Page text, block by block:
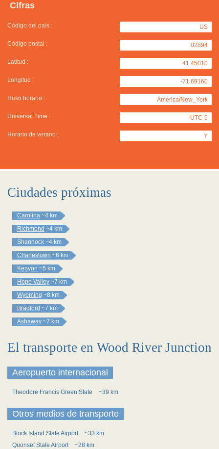
Cifras
Código del país : US
Código postal : 02894
Latitud : 41.45010
Longitud : -71.69160
Huso horario : America/New_York
Universal Time : UTC-5
Horario de verano : Y
Ciudades próximas
Carolina ~4 km
Richmond ~4 km
Shannock ~4 km
Charlestown ~6 km
Kenyon ~5 km
Hope Valley ~7 km
Wyoming ~8 km
Bradford ~7 km
Ashaway ~7 km
El transporte en Wood River Junction
Aeropuerto internacional
Theodore Francis Green State ~39 km
Otros medios de transporte
Block Island State Airport
~33 km
Quonset State Airport
~28 km